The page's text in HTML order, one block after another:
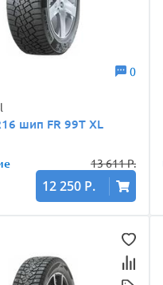
0
шип FR 99T XL
13 611 Р.
12 250 Р.